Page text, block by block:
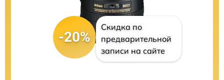
-20%
Скидка по
предварительной
записи на сайте